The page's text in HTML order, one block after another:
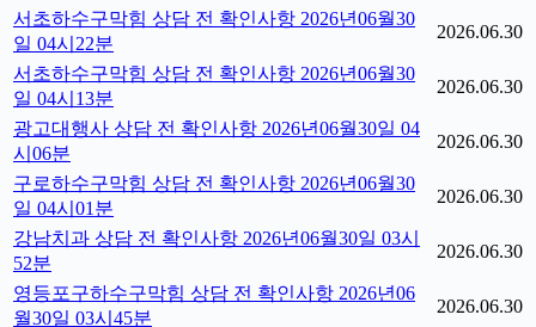
서초하수구막힘 상담 전 확인사항 2026년06월30
일 04시22분
2026.06.30
서초하수구막힘 상담 전 확인사항 2026년06월30
일 04시13분
2026.06.30
광고대행사 상담 전 확인사항 2026년06월30일 04
시06분
2026.06.30
구로하수구막힘 상담 전 확인사항 2026년06월30
일 04시01분
2026.06.30
강남치과 상담 전 확인사항 2026년06월30일 03시
52분
2026.06.30
영등포구하수구막힘 상담 전 확인사항 2026년06
월30일 03시45분
2026.06.30